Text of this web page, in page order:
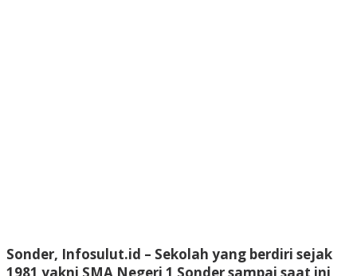
Sonder, Infosulut.id – Sekolah yang berdiri sejak
1981 yakni SMA Negeri 1 Sonder sampai saat ini